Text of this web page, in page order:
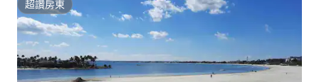
超讚房東
超讚房東